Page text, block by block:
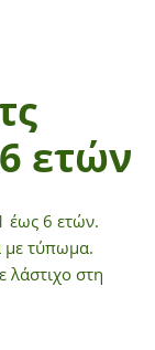
ετών
έως 6 ετών.
με τύπωμα.
λάστιχο στη